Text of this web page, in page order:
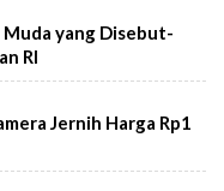
Muda yang Disebut-
RI
Jernih Harga Rp1